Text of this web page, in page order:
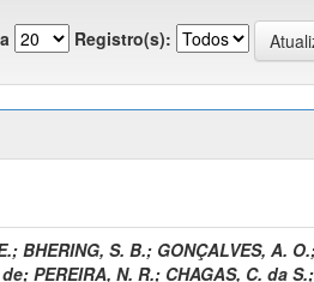
Registro(s):
; BHERING, S. B.; GONÇALVES, A. O.
; PEREIRA, N. R.; CHAGAS, C. da S.;